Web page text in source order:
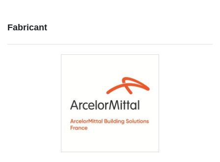
Fabricant